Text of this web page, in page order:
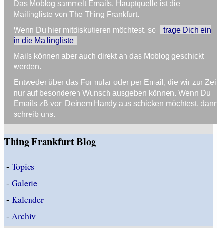
Das Moblog sammelt Emails. Hauptquelle ist die
Mailingliste von The Thing Frankfurt.
Wenn Du hier mitdiskutieren möchtest, so
trage Dich ein
in die Mailingliste
Mails können aber auch direkt an das Moblog geschickt
werden.
Entweder über das Formular oder per Email, die wir zur
nur auf besonderen Wunsch ausgeben können. Wenn Du
Emails zB von Deinem Handy aus schicken möchtest,
schreib uns.
Thing Frankfurt Blog
- Topics
- Galerie
- Kalender
- Archiv